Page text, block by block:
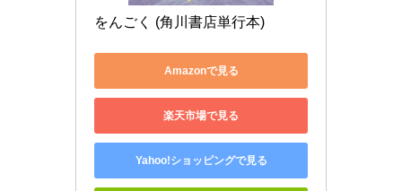
をんごく (角川書店単行本)
Amazonで見る
楽天市場で見る
Yahoo!ショッピングで見る